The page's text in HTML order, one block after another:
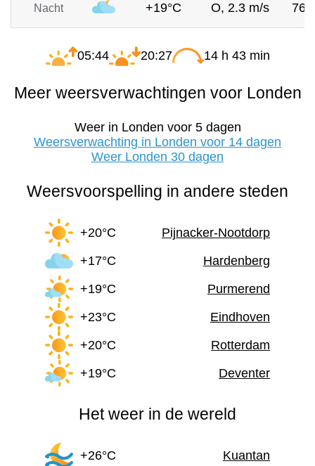
Nacht +19°C O, 2.3 m/s
05:44 20:27 14 h 43 min
Meer weersverwachtingen voor Londen
Weer in Londen voor 5 dagen
Weersverwachting in Londen voor 14 dagen
Weer Londen 30 dagen
Weersvoorspelling in andere steden
+20°C
Pijnacker-Nootdorp
+17°C
Hardenberg
+19°C
Purmerend
+23°C
Eindhoven
+20°C
Rotterdam
+19°C
Deventer
Het weer in de wereld
+26°C Kuantan